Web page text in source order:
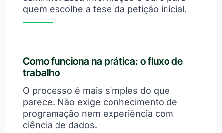
quem escolhe a tese da petição inicial.
Como funciona na prática: o fluxo de
trabalho
O processo é mais simples do que
parece. Não exige conhecimento de
programação nem experiência com
ciência de dados.